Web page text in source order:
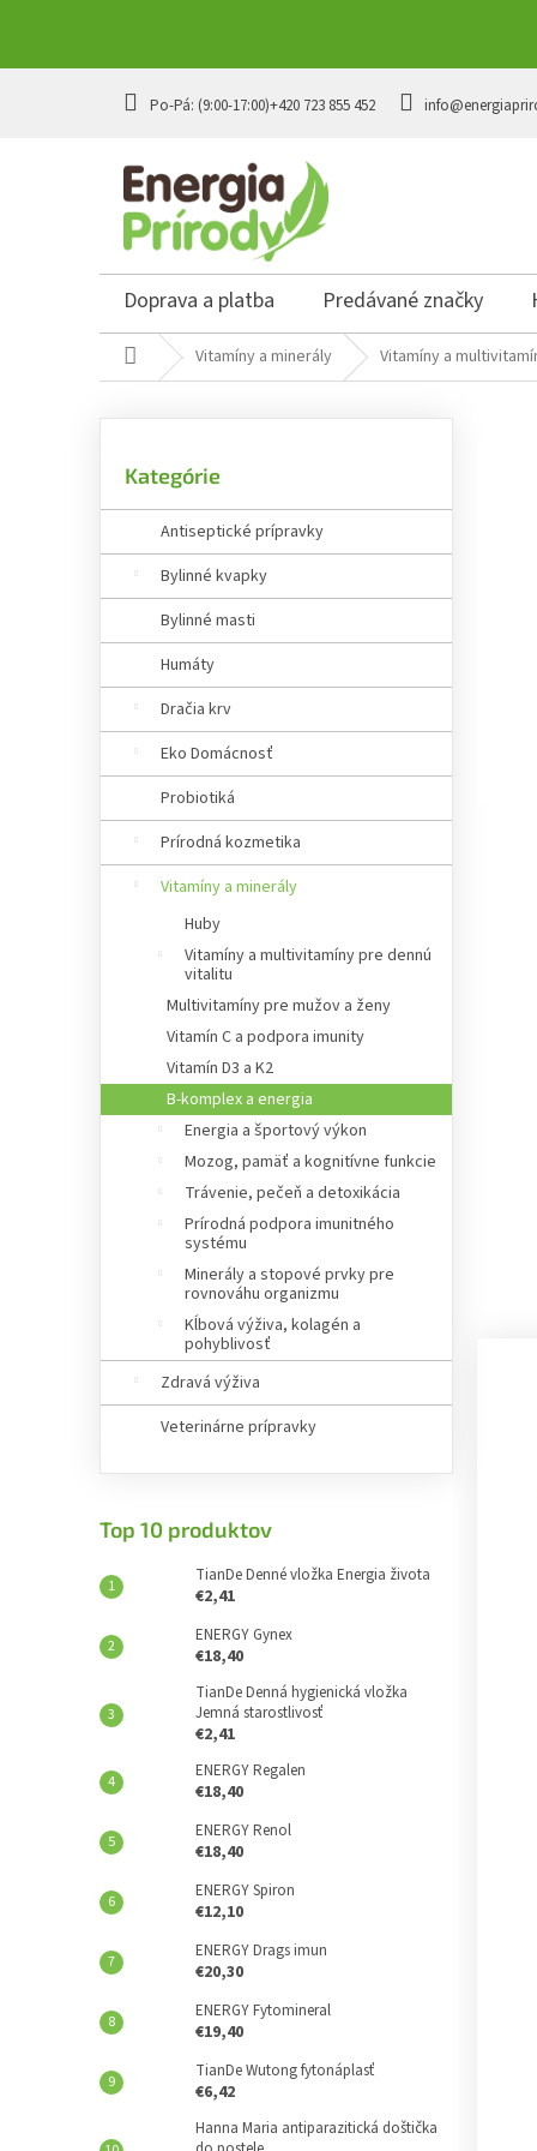
+420 723 855 452
Doprava a platba Predávané značky
DomovVitamíny a minerály Vitamíny a
o
a
e
kategórie
Kategórie
Antiseptické prípravky
Bylinné kvapky
Bylinné masti
Humáty
Dračia krv
Eko Domácnosť
Probiotiká
Prírodná kozmetika
Vitamíny a minerály
Huby
Vitamíny a multivitamíny pre dennú
vitalitu
Multivitamíny pre mužov a ženy
Vitamín C a podpora imunity
Vitamín D3 a K2
B-komplex a energia
Energia a športový výkon
Mozog, pamäť a kognitívne funkcie
Trávenie, pečeň a detoxikácia
Prírodná podpora imunitného
systému
Minerály a stopové prvky pre
rovnováhu organizmu
Kĺbová výživa, kolagén a
pohyblivosť
Zdravá výživa
Veterinárne prípravky
Top 10 produktov
TianDe Denné vložka Energia života
€2,41
ENERGY Gynex
€18,40
TianDe Denná hygienická vložka
Jemná starostlivosť
€2,41
ENERGY Regalen
€18,40
ENERGY Renol
€18,40
ENERGY Spiron
€12,10
ENERGY Drags imun
€20,30
ENERGY Fytomineral
€19,40
TianDe Wutong fytonáplasť
€6,42
Hanna Maria antiparazitická doštička